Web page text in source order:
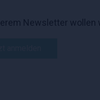
Newsletter wollen